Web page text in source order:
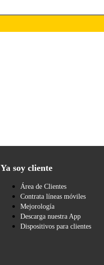
Ya soy cliente
Área de Clientes
Contrata líneas móviles
Mejorología
Descarga nuestra App
Dispositivos para clientes